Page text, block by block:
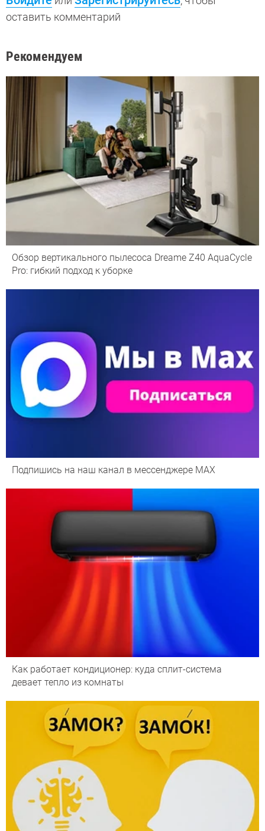
оставить комментарий
Рекомендуем
Обзор вертикального пылесоса Dreame Z40 AquaCycle
Pro: гибкий подход к уборке
Подпишись на наш канал в мессенджере МАХ
Как работает кондиционер: куда сплит-система
девает тепло из комнаты